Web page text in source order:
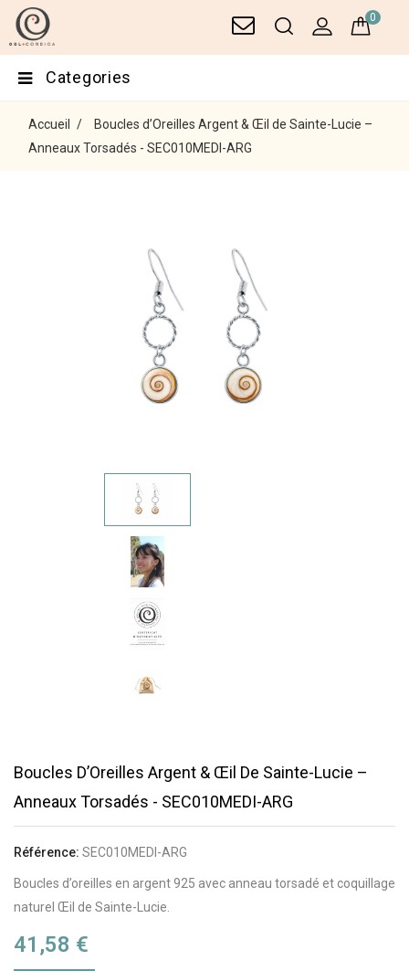
0
Categories
Accueil
Boucles d’Oreilles Argent & Œil de Sainte-Lucie –
Anneaux Torsadés - SEC010MEDI-ARG
Boucles D’Oreilles Argent & Œil De Sainte-Lucie –
Anneaux Torsadés - SEC010MEDI-ARG
Référence: SEC010MEDI-ARG
Boucles d’oreilles en argent 925 avec anneau torsadé et coquillage
naturel Œil de Sainte-Lucie.
41,58 €